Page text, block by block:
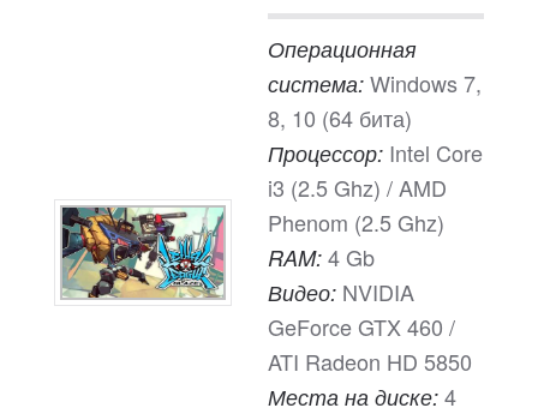
Операционная
система: Windows 7,
8, 10 (64 бита)
Процессор: Intel Core
i3 (2.5 Ghz) / AMD
Phenom (2.5 Ghz)
RAM: 4 Gb
Видео: NVIDIA
GeForce GTX 460 /
ATI Radeon HD 5850
Места на диске: 4